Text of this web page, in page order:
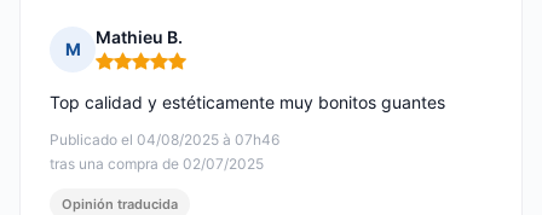
M
Mathieu B.
Nota: 5 de 5
Publicado el 04/08/2025 à 07h46
tras una compra de 02/07/2025
Top calidad y estéticamente muy bonitos guantes
Opinión traducida